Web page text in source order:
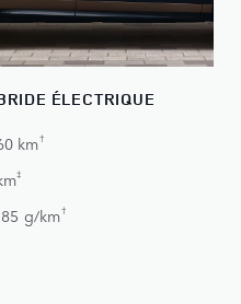
ÉLECTRIQUE
km†
‡
g/km†